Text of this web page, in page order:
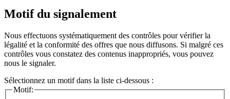
Motif du signalement
Nous effectuons systématiquement des contrôles pour vérifier la
légalité et la conformité des offres que nous diffusons. Si malgré ces
contrôles vous constatez des contenus inappropriés, vous pouvez
nous le signaler.
Sélectionnez un motif dans la liste ci-dessous :
Motif: